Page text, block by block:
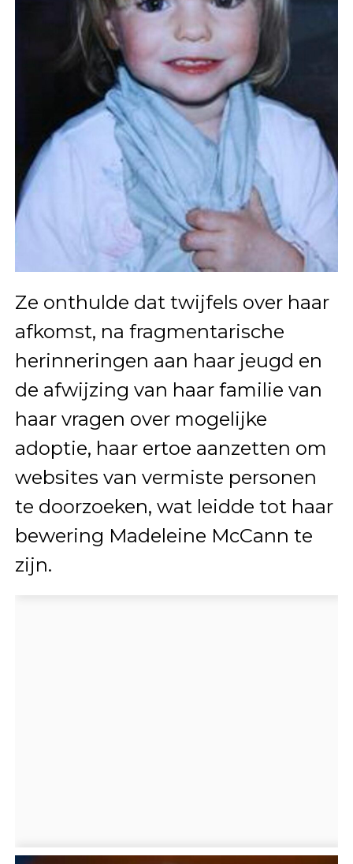
Ze onthulde dat twijfels over haar
afkomst, na fragmentarische
herinneringen aan haar jeugd en
de afwijzing van haar familie van
haar vragen over mogelijke
adoptie, haar ertoe aanzetten om
websites van vermiste personen
te doorzoeken, wat leidde tot haar
bewering Madeleine McCann te
zijn.